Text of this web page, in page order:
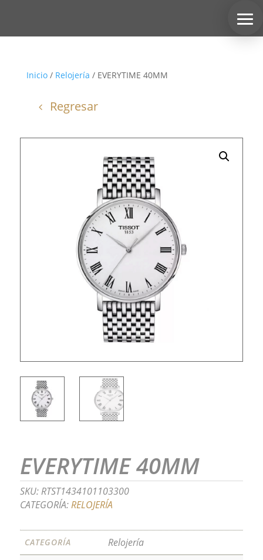
Inicio/ Relojería / EVERYTIME 40MM
Regresar
EVERYTIME 40MM
SKU:RTST1434101103300
CATEGORÍA:RELOJERÍA
CATEGORÍA Relojería